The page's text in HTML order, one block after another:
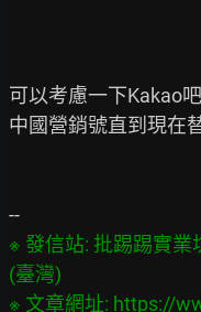
可以考慮一下Kakao
中國營銷號直到現在
※ 發信站: 批踢踢實
(臺灣)
※ 文章網址: https://